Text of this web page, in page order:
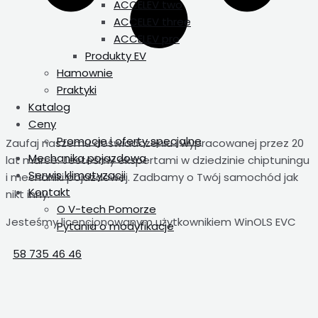
ACCELEV two
ACCELEV three
ACCELEV pro
Produkty EV
Hamownie
Praktyki
Katalog
Ceny
Promocje i oferty specjalne
Mechanika pojazdowa
Serwis klimatyzacji
Kontakt
O V-tech Pomorze
Pytania o modyfikacje
58 735 46 46
Zaufaj naszemu doświadczeniu i wypracowanej przez 20
lat marce. Jesteśmy ekspertami w dziedzinie chiptuningu
i mechaniki pojazdowej. Zadbamy o Twój samochód jak
nikt inny.
Jesteśmy licencjonowanym użytkownikiem WinOLS EVC